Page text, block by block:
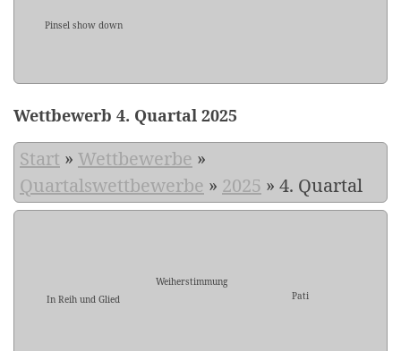
Pinsel show down
Wettbewerb 4. Quartal 2025
Start » Wettbewerbe »
Quartalswettbewerbe » 2025 » 4. Quartal
In Reih und Glied
Weiherstimmung
Pati